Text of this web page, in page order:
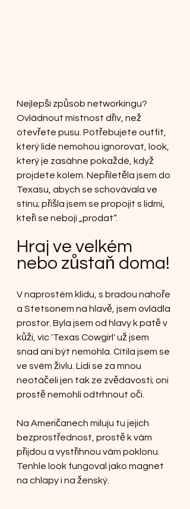
Nejlepší způsob networkingu?
Ovládnout místnost dřív, než
otevřete pusu. Potřebujete outfit,
který lidé nemohou ignorovat, look,
který je zasáhne pokaždé, když
projdete kolem. Nepřiletěla jsem do
Texasu, abych se schovávala ve
stínu; přišla jsem se propojit s lidmi,
kteří se nebojí „prodat“.
Hraj ve velkém
nebo zůstaň doma!
V naprostém klidu, s bradou nahoře
a Stetsonem na hlavě, jsem ovládla
prostor. Byla jsem od hlavy k patě v
kůži, víc 'Texas Cowgirl' už jsem
snad ani být nemohla. Cítila jsem se
ve svém živlu. Lidi se za mnou
neotáčeli jen tak ze zvědavosti; oni
prostě nemohli odtrhnout oči.
Na Američanech miluju tu jejich
bezprostřednost, prostě k vám
přijdou a vystřihnou vám poklonu.
Tenhle look fungoval jako magnet
na chlapy i na ženský.